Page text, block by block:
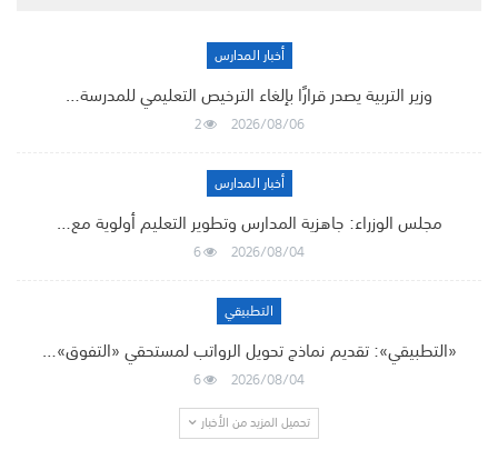
أخبار المدارس
وزير التربية يصدر قرارًا بإلغاء الترخيص التعليمي للمدرسة…
2026/08/06
2
أخبار المدارس
مجلس الوزراء: جاهزية المدارس وتطوير التعليم أولوية مع…
2026/08/04
6
التطبيقي
«التطبيقي»: تقديم نماذج تحويل الرواتب لمستحقي «التفوق»…
2026/08/04
6
تحميل المزيد من الأخبار